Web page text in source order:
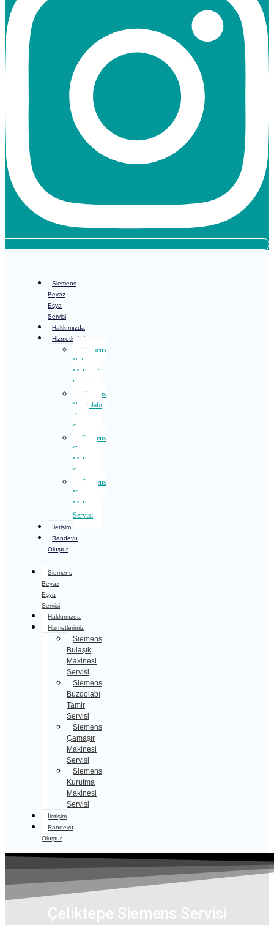
Siemens
Beyaz
Eşya
Servisi
Hakkımızda
Hizmetlerimiz
Siemens
Bulaşık
Makinesi
Servisi
Siemens
Buzdolabı
Tamir
Servisi
Siemens
Çamaşır
Makinesi
Servisi
Siemens
Kurutma
Makinesi
Servisi
İletişim
Randevu
Oluştur
Siemens
Beyaz
Eşya
Servisi
Hakkımızda
Hizmetlerimiz
Siemens
Bulaşık
Makinesi
Servisi
Siemens
Buzdolabı
Tamir
Servisi
Siemens
Çamaşır
Makinesi
Servisi
Siemens
Kurutma
Makinesi
Servisi
İletişim
Randevu
Oluştur
Çeliktepe Siemens Servisi